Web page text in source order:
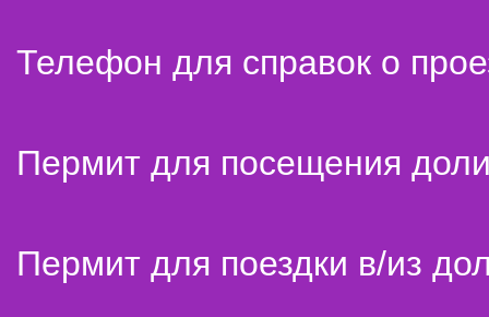
Телефон для справок о
Пермит для посещения
Пермит для поездки в/из